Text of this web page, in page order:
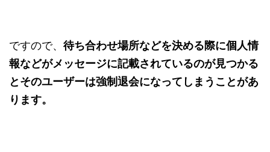
ですので、 待ち合わせ場所などを決める際に個人情
報などがメッセージに記載されているのが見つかる
とそのユーザーは強制退会になってしまうことがあ
ります。